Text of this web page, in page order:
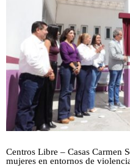
Centros Libre – Casas Carmen
mujeres en entornos de